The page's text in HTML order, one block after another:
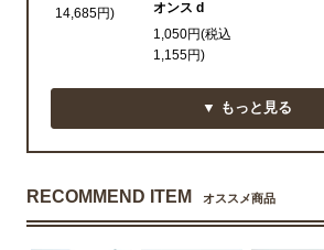
14,685円)
オンス d
1,050円(税込
1,155円)
▼ もっと見る
RECOMMEND ITEM オススメ商品